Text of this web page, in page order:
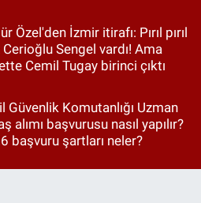
Özel'den İzmir itirafı: Pırıl pırıl
Cerioğlu Sengel vardı! Ama
Cemil Tugay birinci çıktı
Güvenlik Komutanlığı Uzman
alımı başvurusu nasıl yapılır?
başvuru şartları neler?